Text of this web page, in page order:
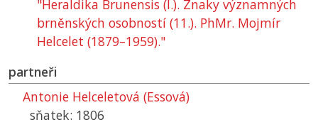
"Heraldika Brunensis (I.). Znaky významných
brněnských osobností (11.). PhMr. Mojmír
Helcelet (1879–1959)."
partneři
Antonie Helceletová (Essová)
sňatek: 1806